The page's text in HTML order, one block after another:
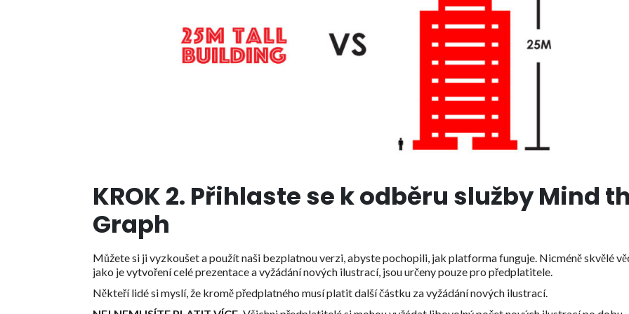
KROK 2. Přihlaste se k odběru služby Mind
Graph
Můžete si ji vyzkoušet a použít naši bezplatnou verzi, abyste pochopili, jak platforma funguje. Nicméně skvělé
jako je vytvoření celé prezentace a vyžádání nových ilustrací, jsou určeny pouze pro předplatitele.
Někteří lidé si myslí, že kromě předplatného musí platit další částku za vyžádání nových ilustrací.